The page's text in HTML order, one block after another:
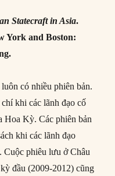
Statecraft in Asia.
York and Boston:
có nhiều phiên bản.
khi các lãnh đạo cố
Hoa Kỳ. Các phiên bản
khi các lãnh đạo
Cuộc phiêu lưu ở Châu
đầu (2009-2012) cũng